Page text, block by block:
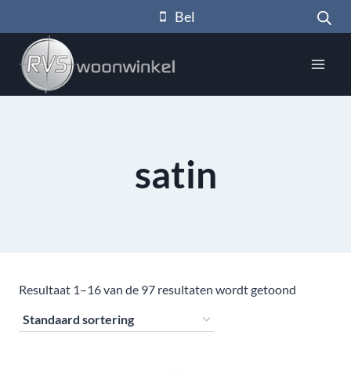
naar
inhoud
Bel
satin
Resultaat 1–16 van de 97 resultaten wordt getoond